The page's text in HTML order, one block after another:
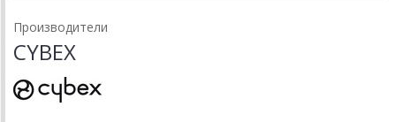
Производители
CYBEX